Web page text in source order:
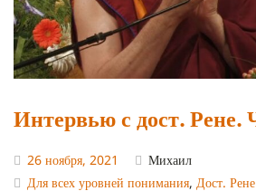
Интервью с дост. Рене.
26 ноября, 2021
Михаил
Для всех уровней понимания, Дост.